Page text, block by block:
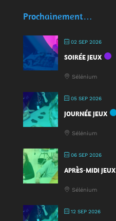
Prochainement…
02 SEP 2026
SOIRÉE JEUX
Sélénium
05 SEP 2026
JOURNÉE JEUX
Sélénium
06 SEP 2026
APRÈS-MIDI JEUX
Sélénium
12 SEP 2026